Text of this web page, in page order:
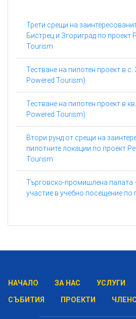
Трети срещи на
Бистрец и Згориград по проект
Tourism
Тестване на пилотен проект в
Powered Tourism)
Тестване на пилотен проект в
Powered Tourism)
Втори рунд от срещи на
пилотните локации по проект
Tourism
Търговско-промишлена палата
участие в учебно посещение по
НАЧАЛО ЗА НАС УСЛУГИ
СЪБИТИЯ
ПРОЕКТИ